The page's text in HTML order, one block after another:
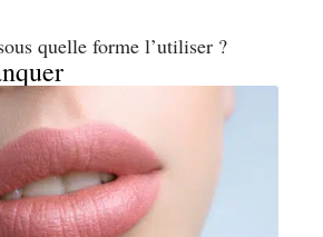
quelle forme l’utiliser ?